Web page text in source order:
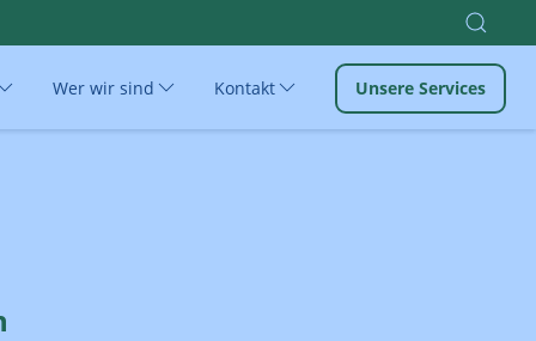
Wer wir sind Kontakt Unsere Services